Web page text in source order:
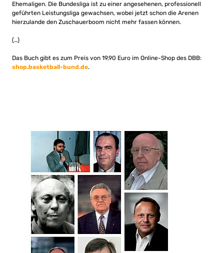
Ehemaligen. Die Bundesliga ist zu einer angesehenen, professionell
geführten Leistungsliga gewachsen, wobei jetzt schon die Arenen
hierzulande den Zuschauerboom nicht mehr fassen können.
(…)
Das Buch gibt es zum Preis von 19,90 Euro im Online-Shop des DBB:
shop.basketball-bund.de.